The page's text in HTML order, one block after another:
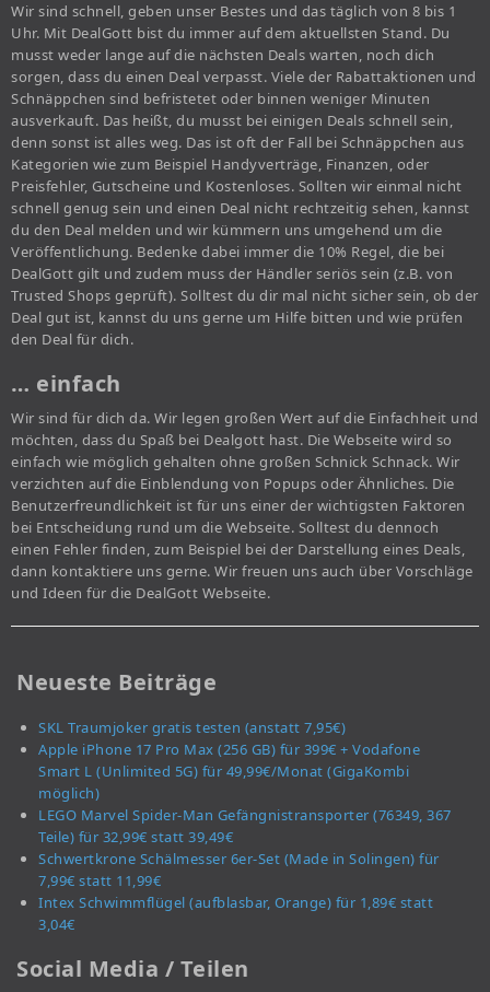
Wir sind schnell, geben unser Bestes und das täglich von 8 bis 1
Uhr. Mit DealGott bist du immer auf dem aktuellsten Stand. Du
musst weder lange auf die nächsten Deals warten, noch dich
sorgen, dass du einen Deal verpasst. Viele der Rabattaktionen und
Schnäppchen sind befristetet oder binnen weniger Minuten
ausverkauft. Das heißt, du musst bei einigen Deals schnell sein,
denn sonst ist alles weg. Das ist oft der Fall bei Schnäppchen aus
Kategorien wie zum Beispiel Handyverträge, Finanzen, oder
Preisfehler, Gutscheine und Kostenloses. Sollten wir einmal nicht
schnell genug sein und einen Deal nicht rechtzeitig sehen, kannst
du den Deal melden und wir kümmern uns umgehend um die
Veröffentlichung. Bedenke dabei immer die 10% Regel, die bei
DealGott gilt und zudem muss der Händler seriös sein (z.B. von
Trusted Shops geprüft). Solltest du dir mal nicht sicher sein, ob der
Deal gut ist, kannst du uns gerne um Hilfe bitten und wie prüfen
den Deal für dich.
… einfach
Wir sind für dich da. Wir legen großen Wert auf die Einfachheit und
möchten, dass du Spaß bei Dealgott hast. Die Webseite wird so
einfach wie möglich gehalten ohne großen Schnick Schnack. Wir
verzichten auf die Einblendung von Popups oder Ähnliches. Die
Benutzerfreundlichkeit ist für uns einer der wichtigsten Faktoren
bei Entscheidung rund um die Webseite. Solltest du dennoch
einen Fehler finden, zum Beispiel bei der Darstellung eines Deals,
dann kontaktiere uns gerne. Wir freuen uns auch über Vorschläge
und Ideen für die DealGott Webseite.
Neueste Beiträge
SKL Traumjoker gratis testen (anstatt 7,95€)
Apple iPhone 17 Pro Max (256 GB) für 399€ + Vodafone
Smart L (Unlimited 5G) für 49,99€/Monat (GigaKombi
möglich)
LEGO Marvel Spider-Man Gefängnistransporter (76349, 367
Teile) für 32,99€ statt 39,49€
Schwertkrone Schälmesser 6er-Set (Made in Solingen) für
7,99€ statt 11,99€
Intex Schwimmflügel (aufblasbar, Orange) für 1,89€ statt
3,04€
Social Media / Teilen